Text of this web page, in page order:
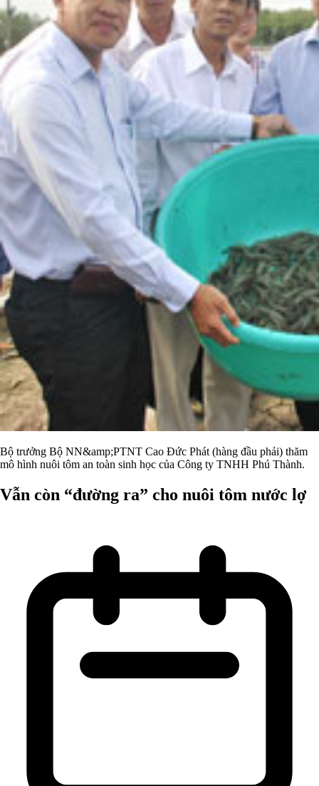
Bộ trưởng Bộ NN&amp;PTNT Cao Đức Phát (hàng đầu phải) thăm
mô hình nuôi tôm an toàn sinh học của Công ty TNHH Phú Thành.
Vẫn còn “đường ra” cho nuôi tôm nước lợ